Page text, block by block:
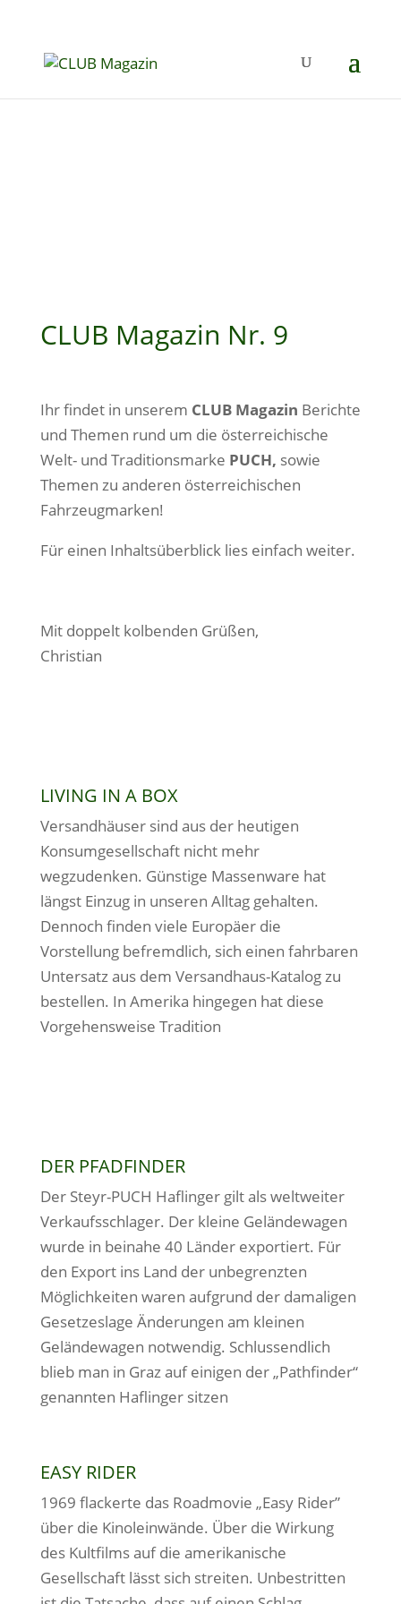
CLUB Magazin Nr. 9
Ihr findet in unserem CLUB Magazin Berichte
und Themen rund um die österreichische
Welt- und Traditionsmarke PUCH, sowie
Themen zu anderen österreichischen
Fahrzeugmarken!
Für einen Inhaltsüberblick lies einfach weiter.
Mit doppelt kolbenden Grüßen,
Christian
LIVING IN A BOX
Versandhäuser sind aus der heutigen
Konsumgesellschaft nicht mehr
wegzudenken. Günstige Massenware hat
längst Einzug in unseren Alltag gehalten.
Dennoch finden viele Europäer die
Vorstellung befremdlich, sich einen fahrbaren
Untersatz aus dem Versandhaus-Katalog zu
bestellen. In Amerika hingegen hat diese
Vorgehensweise Tradition
DER PFADFINDER
Der Steyr-PUCH Haflinger gilt als weltweiter
Verkaufsschlager. Der kleine Geländewagen
wurde in beinahe 40 Länder exportiert. Für
den Export ins Land der unbegrenzten
Möglichkeiten waren aufgrund der damaligen
Gesetzeslage Änderungen am kleinen
Geländewagen notwendig. Schlussendlich
blieb man in Graz auf einigen der „Pathfinder“
genannten Haflinger sitzen
EASY RIDER
1969 flackerte das Roadmovie „Easy Rider”
über die Kinoleinwände. Über die Wirkung
des Kultfilms auf die amerikanische
Gesellschaft lässt sich streiten. Unbestritten